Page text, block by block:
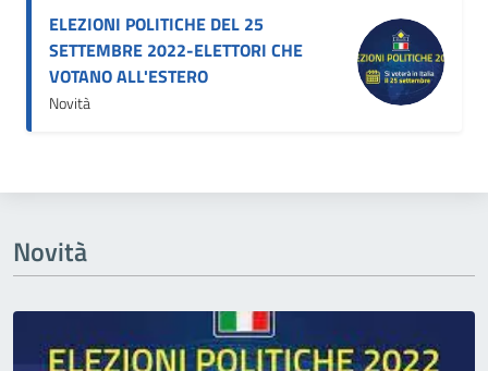
ELEZIONI POLITICHE DEL 25
SETTEMBRE 2022-ELETTORI CHE
VOTANO ALL'ESTERO
Novità
Novità